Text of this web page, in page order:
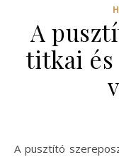
A
titkai és
A pusztító szereposztás fogalma sokak számára ismerős